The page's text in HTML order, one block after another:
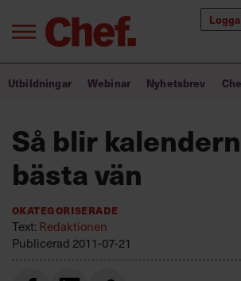
Bra ledare förändrar
Innehåll från Chef
Utbildning för ledare
Chefakademin+
Populära utbildningar
Utbildningar Webinar Nyhetsbrev
Så blir
bästa vän
Okategoriserade
Text:Redaktionen
Publicerad 2011-07-21